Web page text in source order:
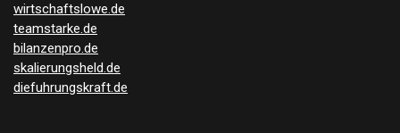
wirtschaftslowe.de
teamstarke.de
bilanzenpro.de
skalierungsheld.de
diefuhrungskraft.de